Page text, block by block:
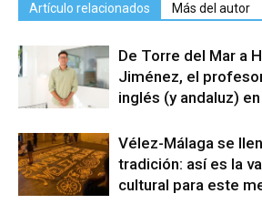
Artículo relacionados Más del autor
De Torre del Mar a
Jiménez, el
inglés (y andaluz)
Vélez-Málaga se
tradición: así es la
cultural para este